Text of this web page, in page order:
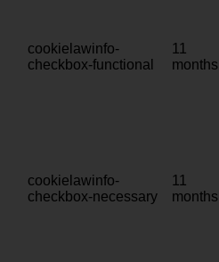
cookielawinfo-
checkbox-functional
11
months
cookielawinfo-
checkbox-necessary
11
months